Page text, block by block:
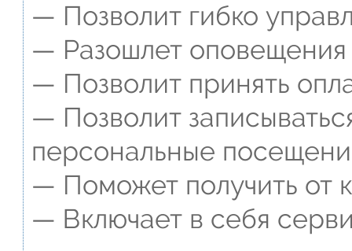
— Позволит гибко
— Разошлет оповещения
— Позволит принять
— Позволит
персональные
— Поможет получить от
— Включает в себя